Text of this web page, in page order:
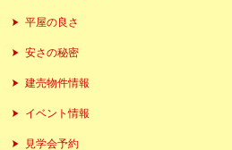
平屋の良さ
安さの秘密
建売物件情報
イベント情報
見学会予約